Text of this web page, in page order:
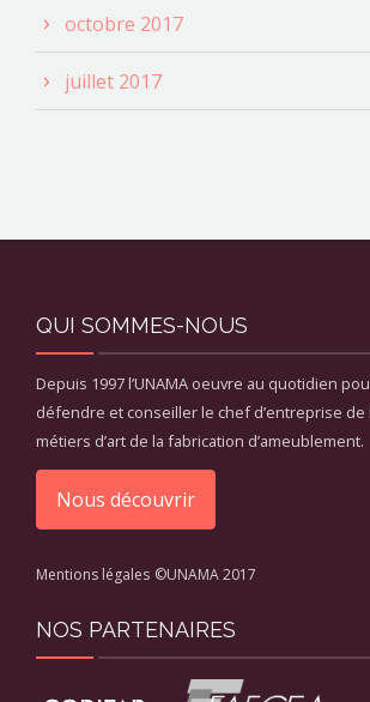
octobre 2017
juillet 2017
QUI SOMMES-NOUS
Depuis 1997 l’UNAMA oeuvre au quotidien
défendre et conseiller le chef d’entreprise de
métiers d’art de la fabrication d’ameublement.
Nous découvrir
Mentions légales ©UNAMA 2017
NOS PARTENAIRES